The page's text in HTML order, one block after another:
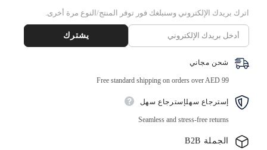
قطعة
اترك بريدك الإلكتروني وسنبلغك فور توفر المنتج/النوع مرة أخرى.
يشترك
شحن مجاني
Free standard shipping on orders over AED 99
إسترجاع سهلإسترجاع سهل
Seamless and stress-free returns
الجملة B2B